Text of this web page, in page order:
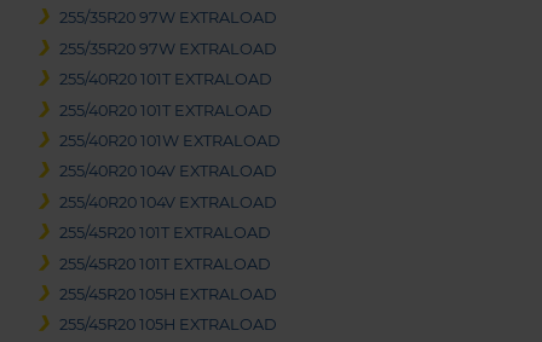
255/35R20 97W EXTRALOAD
255/35R20 97W EXTRALOAD
255/40R20 101T EXTRALOAD
255/40R20 101T EXTRALOAD
255/40R20 101W EXTRALOAD
255/40R20 104V EXTRALOAD
255/40R20 104V EXTRALOAD
255/45R20 101T EXTRALOAD
255/45R20 101T EXTRALOAD
255/45R20 105H EXTRALOAD
255/45R20 105H EXTRALOAD